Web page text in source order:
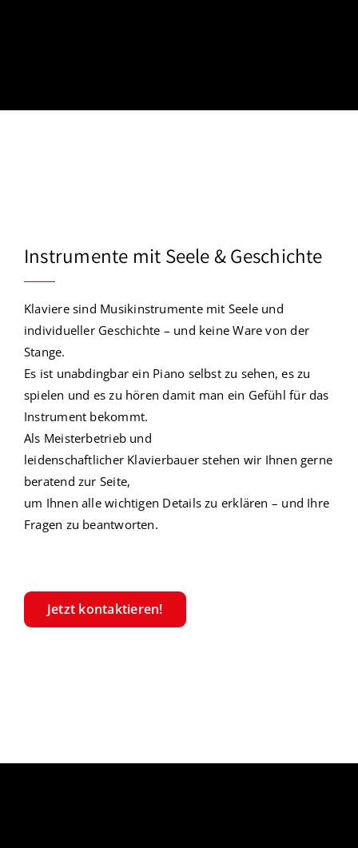
Instrumente mit Seele & Geschichte
Klavieresind Musikinstrumentemit Seele und
individueller Geschichte – und keine Ware von der
Stange.
Es ist unabdingbar ein Piano selbst zu sehen, es zu
spielen und es zu hören damit man ein Gefühl für das
Instrument bekommt.
Als Meisterbetrieb und
leidenschaftlicher Klavierbauerstehen wir Ihnen gerne
beratend zur Seite,
um Ihnen alle wichtigen Details zu erklären – und Ihre
Fragen zu beantworten.
Jetzt kontaktieren!